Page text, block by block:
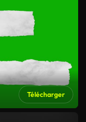
Télécharger